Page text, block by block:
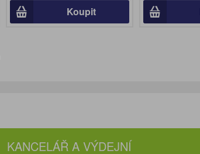
Koupit
KANCELÁŘ A VÝDEJNÍ